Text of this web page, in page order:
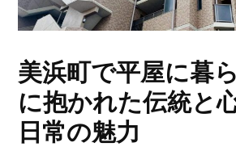
美浜町で平屋に暮
に抱かれた伝統と
日常の魅力